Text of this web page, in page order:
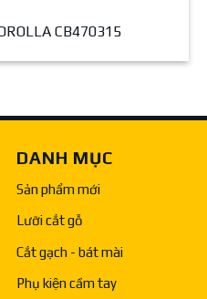
CB470315
DANH MỤC
Sản phẩm mới
Lưỡi cắt gỗ
Cắt gạch - bát mài
Phụ kiện cầm tay